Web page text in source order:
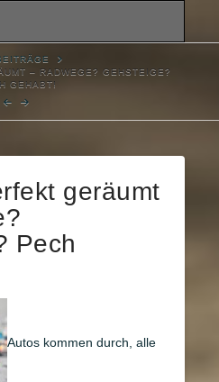
– RADWEGE? GEHSTEIGE? P
GEHABT!
geräumt
Pech
Autos kommen durch, alle